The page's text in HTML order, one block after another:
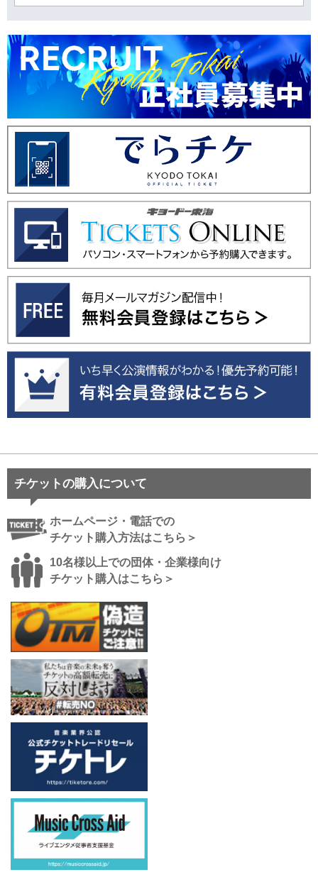
チケットの購入について
ホームページ・電話での
チケット購入方法はこちら＞
10名様以上での団体・企業様向け
チケット購入はこちら＞